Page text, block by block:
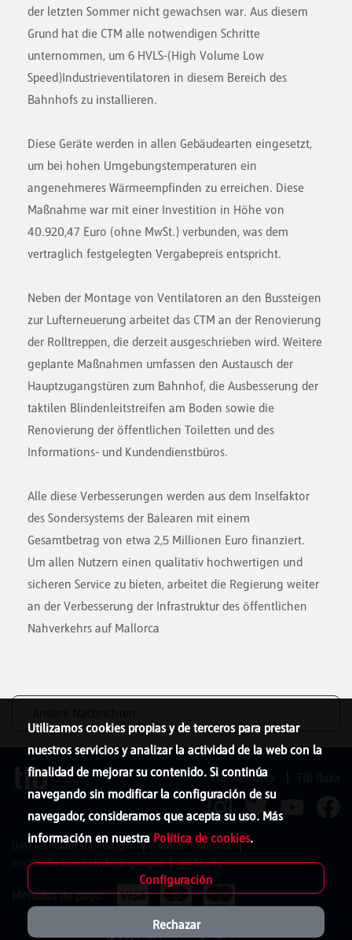
der letzten Sommer nicht gewachsen war. Aus diesem
Grund hat die CTM alle notwendigen Schritte
unternommen, um 6 HVLS-(High Volume Low
Speed)Industrieventilatoren in diesem Bereich des
Bahnhofs zu installieren.
Diese Geräte werden in allen Gebäudearten eingesetzt,
um bei hohen Umgebungstemperaturen ein
angenehmeres Wärmeempfinden zu erreichen. Diese
Maßnahme war mit einer Investition in Höhe von
40.920,47 Euro (ohne MwSt.) verbunden, was dem
vertraglich festgelegten Vergabepreis entspricht.
Neben der Montage von Ventilatoren an den Bussteigen
zur Lufterneuerung arbeitet das CTM an der Renovierung
der Rolltreppen, die derzeit ausgeschrieben wird. Weitere
geplante Maßnahmen umfassen den Austausch der
Hauptzugangstüren zum Bahnhof, die Ausbesserung der
taktilen Blindenleitstreifen am Boden sowie die
Renovierung der öffentlichen Toiletten und des
Informations- und Kundendienstbüros.
Alle diese Verbesserungen werden aus dem Inselfaktor
des Sondersystems der Balearen mit einem
Gesamtbetrag von etwa 2,5 Millionen Euro finanziert.
Um allen Nutzern einen qualitativ hochwertigen und
sicheren Service zu bieten, arbeitet die Regierung weiter
an der Verbesserung der Infrastruktur des öffentlichen
Nahverkehrs auf Mallorca
Utilizamos cookies propias y de terceros para prestar
nuestros servicios y analizar la actividad de la web con la
finalidad de mejorar su contenido. Si continúa
navegando sin modificar la configuración de su
navegador, consideramos que acepta su uso. Más
información en nuestra Política de cookies.
Configuración
Rechazar
TIB Menorca
Datenschutzbestimmungen
Cookies-Richtlinie
Rechtliche Geschäftsbedingungen
Webkarte
Métodos de pago: